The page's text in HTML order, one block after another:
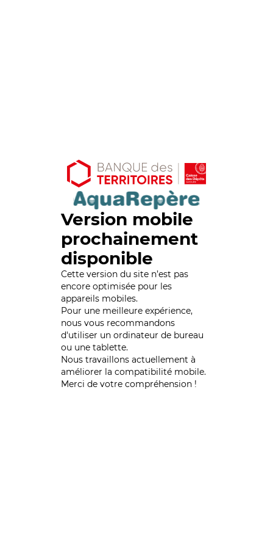
Version mobile
prochainement
disponible
Cette version du site n’est pas
encore optimisée pour les
appareils mobiles.
Pour une meilleure expérience,
nous vous recommandons
d'utiliser un ordinateur de bureau
ou une tablette.
Nous travaillons actuellement à
améliorer la compatibilité mobile.
Merci de votre compréhension !